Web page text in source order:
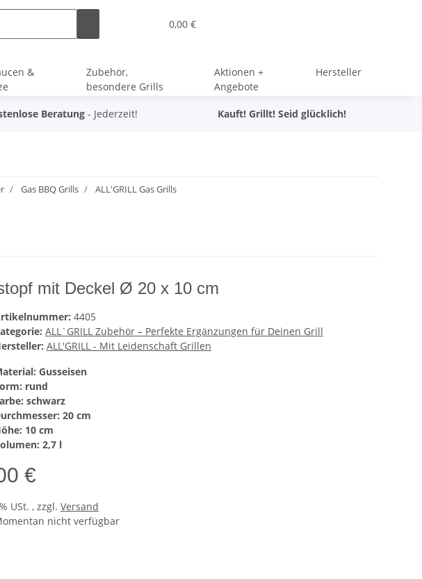
0,00 €
&
Zubehör,
besondere Grills
Aktionen +
Angebote
Hersteller
Beratung - Jederzeit! Kauft! Grillt! Seid glücklich!
Gas BBQ Grills
ALL'GRILL Gas Grills
mit Deckel Ø 20 x 10 cm
4405
ALL`GRILL Zubehör – Perfekte Ergänzungen für Deinen Grill
ALL'GRILL - Mit Leidenschaft Grillen
Gusseisen
rund
schwarz
20 cm
10 cm
2,7 l
€
USt. , zzgl. Versand
nicht verfügbar